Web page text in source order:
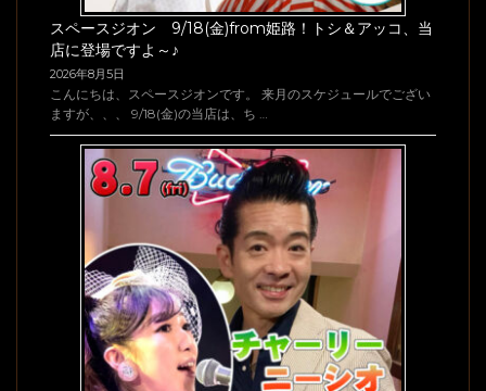
スペースジオン 9/18(金)from姫路！トシ＆アッコ、当
店に登場ですよ～♪
2026年8月5日
こんにちは、スペースジオンです。 来月のスケジュールでござい
ますが、、、 9/18(金)の当店は、ち …